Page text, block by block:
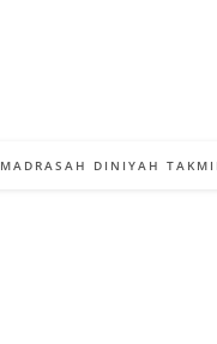
MADRASAH DINIYAH